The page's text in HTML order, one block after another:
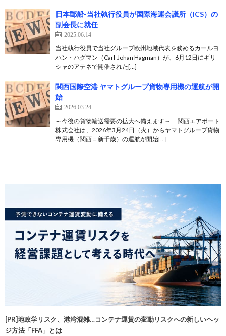
日本郵船-当社執行役員が国際海運会議所（ICS）の
副会長に就任
2025.06.14
当社執行役員で当社グループ欧州地域代表を務めるカールヨ
ハン・ハグマン（Carl-Johan Hagman）が、6月12日にギリ
シャのアテネで開催された[…]
関西国際空港 ヤマトグループ貨物専用機の運航が開
始
2026.03.24
～今後の貨物輸送需要の拡大へ備えます～ 関西エアポート
株式会社は、2026年3月24日（火）からヤマトグループ貨物
専用機（関西＝新千歳）の運航が開始[…]
[PR]地政学リスク、港湾混雑…コンテナ運賃の変動リスクへの新しいヘッ
ジ方法「FFA」とは